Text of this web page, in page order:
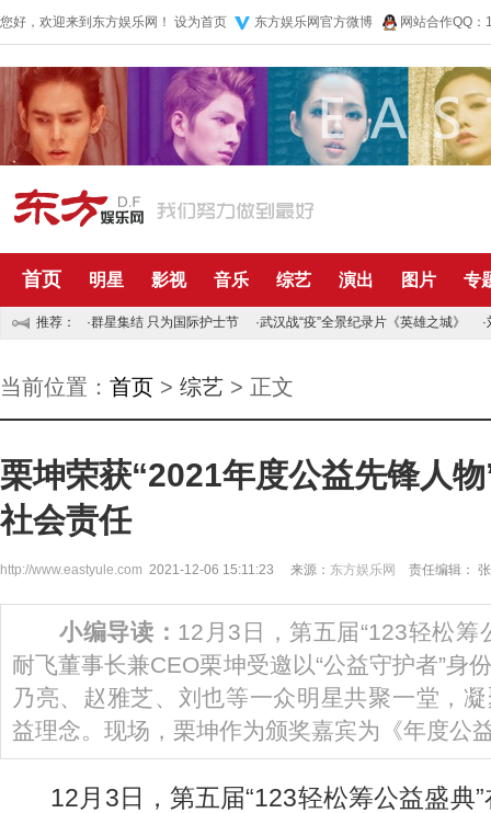
您好，欢迎来到东方娱乐网！ 设为首页 东方娱乐网官方微博 网站合作QQ
首页 明星 影视 音乐 综艺 演出 图片 专
推荐： ·群星集结 只为国际护士节 ·武汉战“疫”全景纪录片《英雄之城》 ·
当前位置： 首页 > 综艺 > 正文
栗坤荣获“2021年度公益先锋人
社会责任
http://www.eastyule.com 2021-12-06 15:11:23 来源： 东方娱乐网 责任编辑：
小编导读： 12月3日，第五届“123轻松筹
耐飞董事长兼CEO栗坤受邀以“公益守护者”身
乃亮、赵雅芝、刘也等一众明星共聚一堂，
益理念。现场，栗坤作为颁奖嘉宾为《年度公
12月3日，第五届“123轻松筹公益盛典”